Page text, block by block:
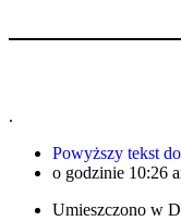
.
Powyższy tekst
o godzinie 10:26
Umieszczono w